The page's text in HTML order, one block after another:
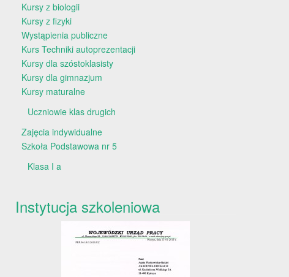
Kursy z biologii
Kursy z fizyki
Wystąpienia publiczne
Kurs Techniki autoprezentacji
Kursy dla szóstoklasisty
Kursy dla gimnazjum
Kursy maturalne
Uczniowie klas drugich
Zajęcia indywidualne
Szkoła Podstawowa nr 5
Klasa I a
Instytucja szkoleniowa